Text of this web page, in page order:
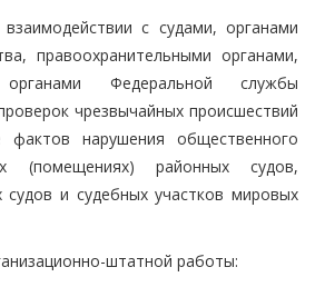
с судами, органами
правоохранительными органами,
органами Федеральной службы
чрезвычайных происшествий
нарушения общественного
(помещениях) районных судов,
судов и судебных участков мировых
штатной работы: